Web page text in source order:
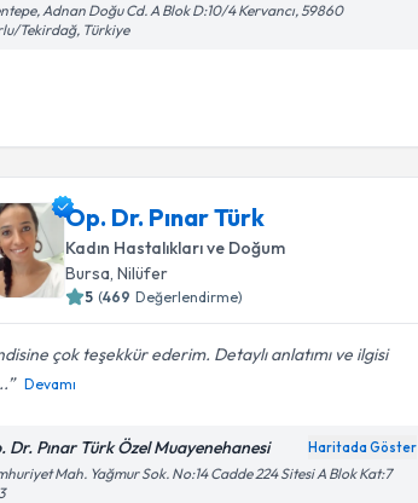
Adnan Doğu Cd. A Blok D:10/4 Kervancı, 59860
Tekirdağ, Türkiye
Op. Dr. Pınar Türk
Kadın Hastalıkları ve Doğum
Bursa, Nilüfer
5 (469 Değerlendirme)
çok teşekkür ederim. Detaylı anlatımı ve ilgisi
Devamı
Dr. Pınar Türk Özel Muayenehanesi Haritada Göster
Mah. Yağmur Sok. No:14 Cadde 224 Sitesi A Blok Kat:7